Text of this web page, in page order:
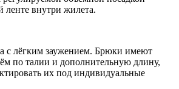
ленте внутри жилета.
с лёгким заужением. Брюки имеют
по талии и дополнительную длину,
их под индивидуальные